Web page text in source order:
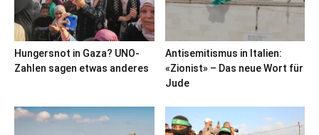
Hungersnot in Gaza? UNO-
Zahlen sagen etwas anderes
Antisemitismus in Italien:
«Zionist» – Das neue Wort für
Jude